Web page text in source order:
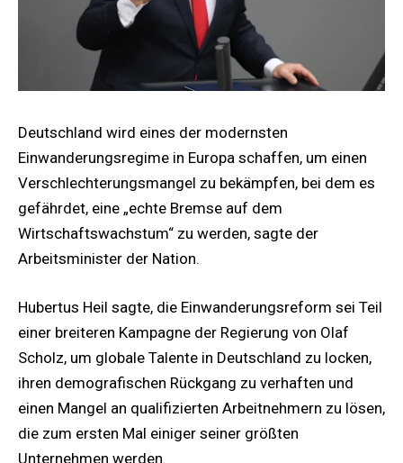
Deutschland wird eines der modernsten
Einwanderungsregime in Europa schaffen, um einen
Verschlechterungsmangel zu bekämpfen, bei dem es
gefährdet, eine „echte Bremse auf dem
Wirtschaftswachstum“ zu werden, sagte der
Arbeitsminister der Nation.
Hubertus Heil sagte, die Einwanderungsreform sei Teil
einer breiteren Kampagne der Regierung von Olaf
Scholz, um globale Talente in Deutschland zu locken,
ihren demografischen Rückgang zu verhaften und
einen Mangel an qualifizierten Arbeitnehmern zu lösen,
die zum ersten Mal einiger seiner größten
Unternehmen werden.